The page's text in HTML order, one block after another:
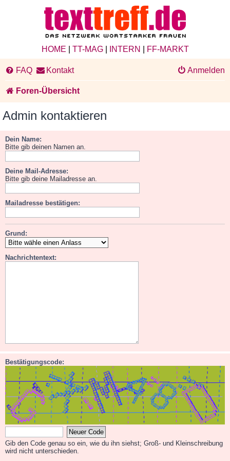
HOME TT-MAG| INTERN FF-MARKT
FAQ Kontakt Anmelden
Foren-Übersicht
Admin kontaktieren
Dein Name:
Bitte gib deinen Namen an.
Deine Mail-Adresse:
Bitte gib deine Mailadresse an.
Mailadresse bestätigen:
Grund:
Nachrichtentext:
Bestätigungscode:
Gib den Code genau so ein, wie du ihn siehst; Groß- und Kleinschreibung
wird nicht unterschieden.